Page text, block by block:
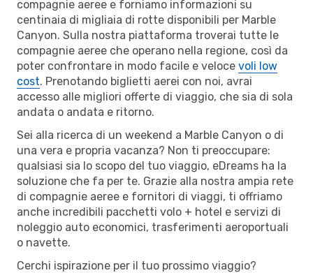
compagnie aeree e forniamo informazioni su
centinaia di migliaia di rotte disponibili per Marble
Canyon. Sulla nostra piattaforma troverai tutte le
compagnie aeree che operano nella regione, così da
poter confrontare in modo facile e veloce voli low
cost. Prenotando biglietti aerei con noi, avrai
accesso alle migliori offerte di viaggio, che sia di sola
andata o andata e ritorno.
Sei alla ricerca di un weekend a Marble Canyon o di
una vera e propria vacanza? Non ti preoccupare:
qualsiasi sia lo scopo del tuo viaggio, eDreams ha la
soluzione che fa per te. Grazie alla nostra ampia rete
di compagnie aeree e fornitori di viaggi, ti offriamo
anche incredibili pacchetti volo + hotel e servizi di
noleggio auto economici, trasferimenti aeroportuali
o navette.
Cerchi ispirazione per il tuo prossimo viaggio?